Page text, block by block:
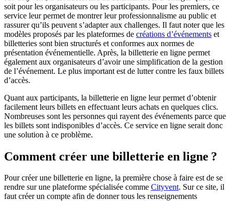
soit pour les organisateurs ou les participants. Pour les premiers, ce
service leur permet de montrer leur professionnalisme au public et
rassurer qu’ils peuvent s’adapter aux challenges. Il faut noter que les
modèles proposés par les plateformes de créations d’événements et
billetteries sont bien structurés et conformes aux normes de
présentation événementielle. Après, la billetterie en ligne permet
également aux organisateurs d’avoir une simplification de la gestion
de l’événement. Le plus important est de lutter contre les faux billets
d’accès.
Quant aux participants, la billetterie en ligne leur permet d’obtenir
facilement leurs billets en effectuant leurs achats en quelques clics.
Nombreuses sont les personnes qui rayent des événements parce que
les billets sont indisponibles d’accès. Ce service en ligne serait donc
une solution à ce problème.
Comment créer une billetterie en ligne ?
Pour créer une billetterie en ligne, la première chose à faire est de se
rendre sur une plateforme spécialisée comme Cityvent. Sur ce site, il
faut créer un compte afin de donner tous les renseignements